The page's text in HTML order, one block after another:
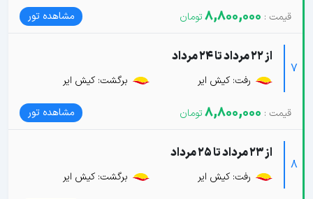
8,800,000 مشاهده تور
7
از 22 مرداد تا 24 مرداد
رفت: کیش ایر برگشت: کیش ایر
8,800,000 مشاهده تور
8
از 23 مرداد تا 25 مرداد
رفت: کیش ایر برگشت: کیش ایر